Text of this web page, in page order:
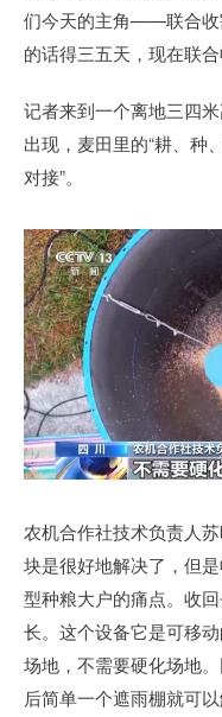
们今天的主角——联合收
的话得三五天，现在联
记者来到一个离地三四
出现，麦田里的“耕、种
对接”。
农机合作社技术负责人
块是很好地解决了，但
型种粮大户的痛点。收
长。这个设备它是可移
场地，不需要硬化场地
后简单一个遮雨棚就可以